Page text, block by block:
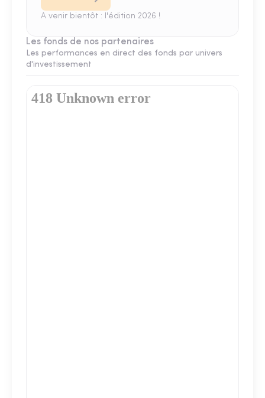
A venir bientôt : l'édition 2026 !
Les fonds de nos partenaires
Les performances en direct des fonds par univers
d'investissement